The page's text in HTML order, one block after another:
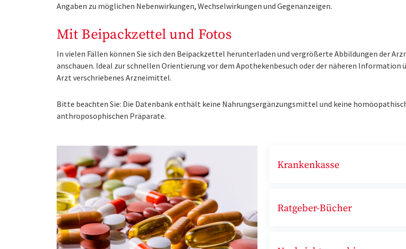
Angaben zu möglichen Nebenwirkungen, Wechselwirkungen und Gegenanzeigen.
Mit Beipackzettel und Fotos
In vielen Fällen können Sie sich den Beipackzettel herunterladen und vergrößerte Abbildungen der
anschauen. Ideal zur schnellen Orientierung vor dem Apothekenbesuch oder der näheren Information
Arzt verschriebenes Arzneimittel.
Bitte beachten Sie: Die Datenbank enthält keine Nahrungsergänzungsmittel und keine
anthroposophischen Präparate.
Krankenkasse
Ratgeber-Bücher